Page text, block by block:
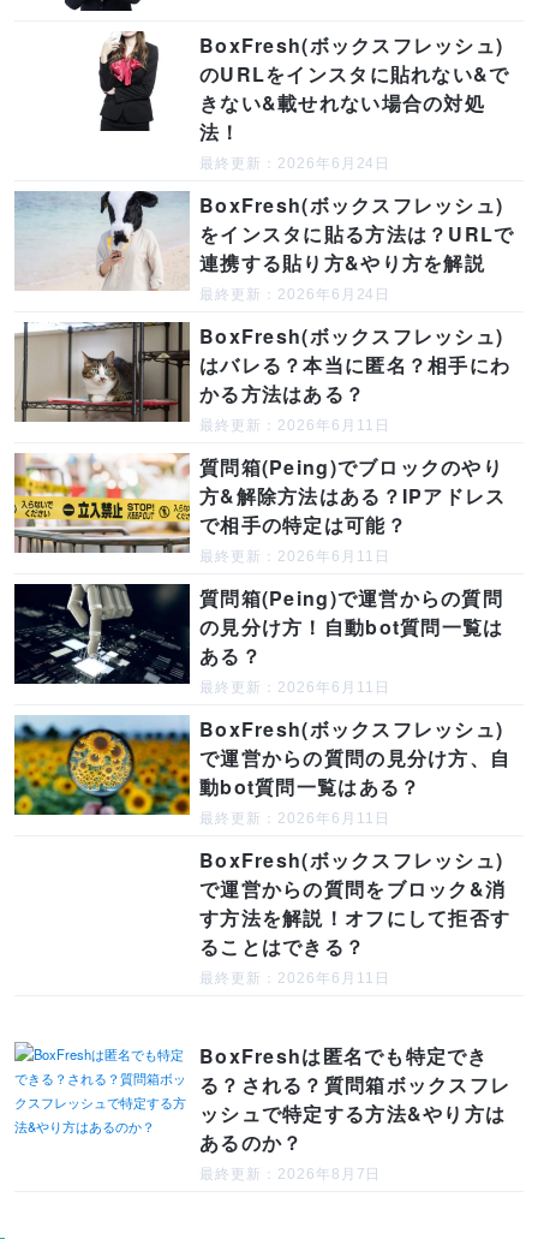
BoxFresh(ボックスフレッシュ)
のURLをインスタに貼れない&で
きない&載せれない場合の対処
法！
最終更新：2026年6月24日
BoxFresh(ボックスフレッシュ)
をインスタに貼る方法は？URLで
連携する貼り方&やり方を解説
最終更新：2026年6月24日
BoxFresh(ボックスフレッシュ)
はバレる？本当に匿名？相手にわ
かる方法はある？
最終更新：2026年6月11日
質問箱(Peing)でブロックのやり
方&解除方法はある？IPアドレス
で相手の特定は可能？
最終更新：2026年6月11日
質問箱(Peing)で運営からの質問
の見分け方！自動bot質問一覧は
ある？
最終更新：2026年6月11日
BoxFresh(ボックスフレッシュ)
で運営からの質問の見分け方、自
動bot質問一覧はある？
最終更新：2026年6月11日
BoxFresh(ボックスフレッシュ)
で運営からの質問をブロック&消
す方法を解説！オフにして拒否す
ることはできる？
最終更新：2026年6月11日
BoxFreshは匿名でも特定でき
る？される？質問箱ボックスフレ
ッシュで特定する方法&やり方は
あるのか？
最終更新：2026年8月7日